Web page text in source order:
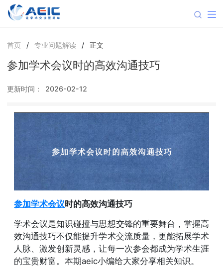
首页 / 专业问题解读 / 正文
参加学术会议时的高效沟通技巧
更新时间： 2026-02-12
参加学术会议时的高效沟通技巧
学术会议是知识碰撞与思想交锋的重要舞台，掌握高
效沟通技巧不仅能提升学术交流质量，更能拓展学术
人脉、激发创新灵感，让每一次参会都成为学术生涯
的宝贵财富。本期aeic小编给大家分享相关知识。